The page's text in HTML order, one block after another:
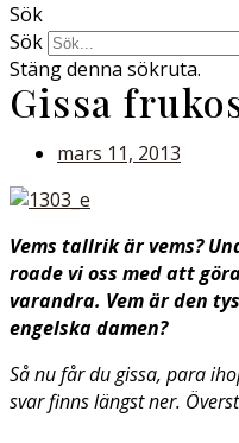
Sök
Sök
Stäng denna sökruta.
Gissa
mars 11, 2013
Vems tallrik är vems?
roade vi oss med att
varandra. Vem är den
engelska damen?
Så nu får du gissa, para
svar finns längst ner.